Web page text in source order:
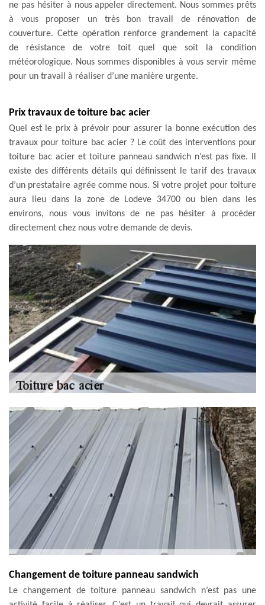
ne pas hésiter à nous appeler directement. Nous sommes prêts
à vous proposer un très bon travail de rénovation de
couverture. Cette opération renforce grandement la capacité
de résistance de votre toit quel que soit la condition
météorologique. Nous sommes disponibles à vous servir même
pour un travail à réaliser d’une manière urgente.
Prix travaux de toiture bac acier
Quel est le prix à prévoir pour assurer la bonne exécution des
travaux pour toiture bac acier ? Le coût des interventions pour
toiture bac acier et toiture panneau sandwich n’est pas fixe. Il
existe des différents détails qui définissent le tarif des travaux
d’un prestataire agrée comme nous. Si votre projet pour toiture
aura lieu dans la zone de Lodeve 34700 ou bien dans les
environs, nous vous invitons de ne pas hésiter à procéder
directement chez nous votre demande de devis.
Changement de toiture panneau sandwich
Le changement de toiture panneau sandwich n’est pas une